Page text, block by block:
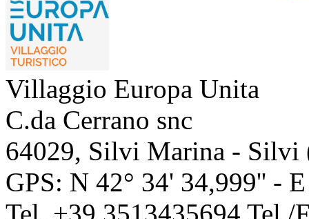
Villaggio Europa Unita
C.da Cerrano snc
64029, Silvi Marina - Silvi
GPS: N 42° 34' 34,999'' -